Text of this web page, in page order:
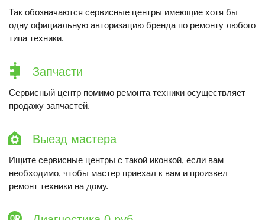
Так обозначаются сервисные центры имеющие хотя бы
одну официальную авторизацию бренда по ремонту любого
типа техники.
Запчасти
Сервисный центр помимо ремонта техники осуществляет
продажу запчастей.
Выезд мастера
Ищите сервисные центры с такой иконкой, если вам
необходимо, чтобы мастер приехал к вам и произвел
ремонт техники на дому.